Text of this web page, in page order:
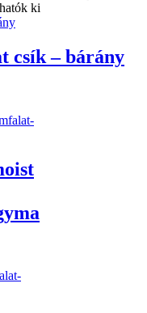
ki
csík – bárány